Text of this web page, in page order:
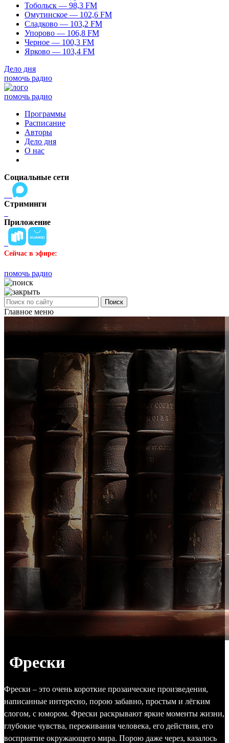
Тобольск — 98,3 FM
Омутинское — 102,6 FM
Сладково — 103,2 FM
Упорово — 106,8 FM
Черное — 100,3 FM
Ярково — 103,4 FM
Дело дня
помочь радио
помочь радио
Программы
Расписание
Авторы
Дело дня
О нас
Социальные сети
Стриминги
Приложение
Сейчас в эфире:
помочь радио
Поиск
Главное меню
Фрески
Фрески – это очень короткие прозаические произведения,
написанные интересно, порою забавно, простым и лёгким
слогом, с юмором. Фрески раскрывают яркие моменты жизни,
глубокие чувства, переживания человека, его действия, его
восприятие окружающего мира. Порою даже через, казалось